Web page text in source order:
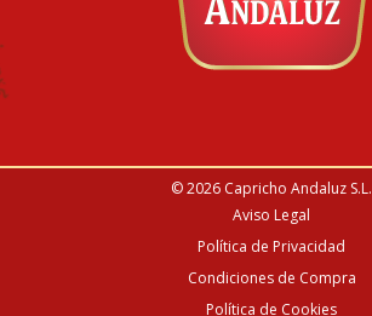
© 2026 Capricho Andaluz S.L.
Aviso Legal
Política de Privacidad
Condiciones de Compra
Política de Cookies